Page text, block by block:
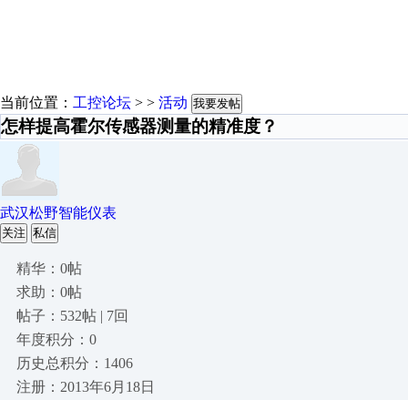
当前位置： 工控论坛 > > 活动 我要发帖
怎样提高霍尔传感器测量的精准度？
武汉松野智能仪表
关注 私信
精华：0帖
求助：0帖
帖子：532帖 | 7回
年度积分：0
历史总积分：1406
注册：2013年6月18日